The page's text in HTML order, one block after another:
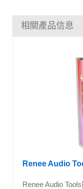
相關產品信息
Renee Audio
Renee Audio